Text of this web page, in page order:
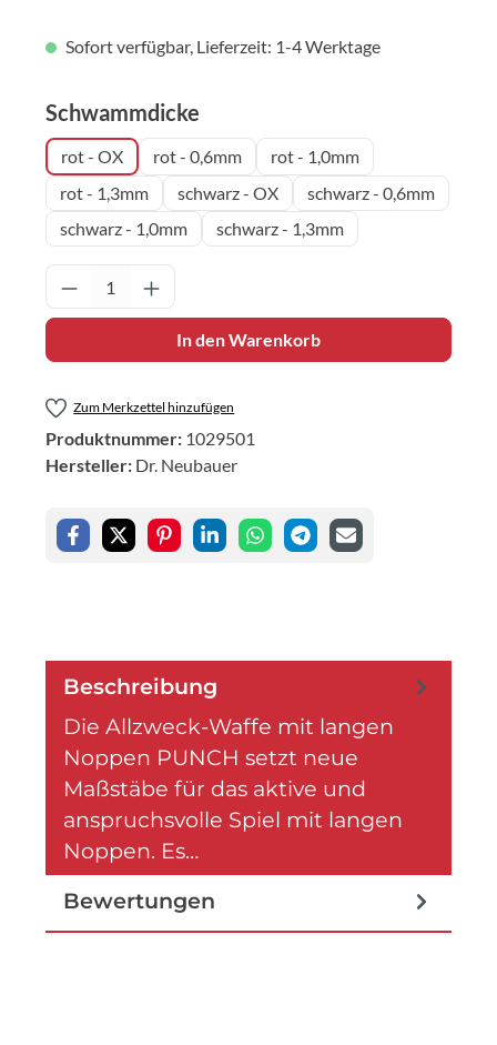
Sofort verfügbar, Lieferzeit: 1-4 Werktage
Schwammdicke
rot - OX rot - 0,6mm
rot - 1,0mm
rot - 1,3mm
schwarz - OX
schwarz - 0,6mm
schwarz - 1,0mm
schwarz - 1,3mm
Produkt Anzahl: Gib den gewünschten
In den Warenkorb
Zum Merkzettel hinzufügen
Produktnummer: 1029501
Hersteller: Dr. Neubauer
Beschreibung
Die Allzweck-Waffe mit langen
Noppen PUNCH setzt neue
Maßstäbe für das aktive und
anspruchsvolle Spiel mit langen
Noppen. Es…
Bewertungen